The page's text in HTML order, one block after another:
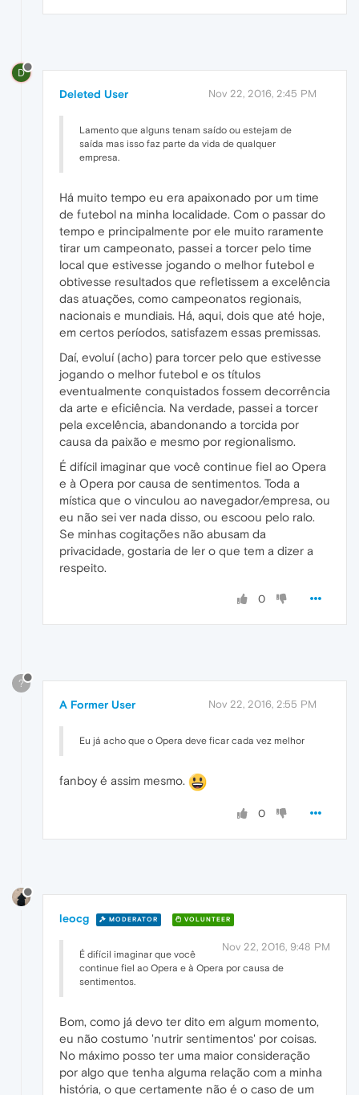
D
Deleted User Nov 22, 2016, 2:45 PM
Lamento que alguns tenam saído ou estejam de
saída mas isso faz parte da vida de qualquer
empresa.
Há muito tempo eu era apaixonado por um time
de futebol na minha localidade. Com o passar do
tempo e principalmente por ele muito raramente
tirar um campeonato, passei a torcer pelo time
local que estivesse jogando o melhor futebol e
obtivesse resultados que refletissem a excelência
das atuações, como campeonatos regionais,
nacionais e mundiais. Há, aqui, dois que até hoje,
em certos períodos, satisfazem essas premissas.
Daí, evoluí (acho) para torcer pelo que estivesse
jogando o melhor futebol e os títulos
eventualmente conquistados fossem decorrência
da arte e eficiência. Na verdade, passei a torcer
pela excelência, abandonando a torcida por
causa da paixão e mesmo por regionalismo.
É difícil imaginar que você continue fiel ao Opera
e à Opera por causa de sentimentos. Toda a
mística que o vinculou ao navegador/empresa, ou
eu não sei ver nada disso, ou escoou pelo ralo.
Se minhas cogitações não abusam da
privacidade, gostaria de ler o que tem a dizer a
respeito.
0
?
A Former User Nov 22, 2016, 2:55 PM
Eu já acho que o Opera deve ficar cada vez melhor
fanboy é assim mesmo.
0
leocg MODERATOR VOLUNTEER
Nov 22, 2016, 9:48 PM
É difícil imaginar que você
continue fiel ao Opera e à Opera por causa de
sentimentos.
Bom, como já devo ter dito em algum momento,
eu não costumo 'nutrir sentimentos' por coisas.
No máximo posso ter uma maior consideração
por algo que tenha alguma relação com a minha
história, o que certamente não é o caso de um